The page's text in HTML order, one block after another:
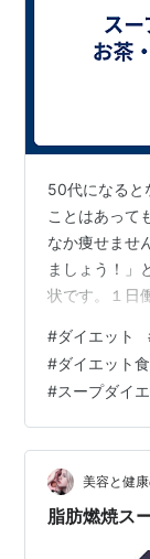
50代になると
ことはあって
なか痩せませ
ましょう！」
状です。１日
ればくたくた
い。 巷にある
や魚を食べて
ると痛風の恐
た，内臓の機
上がってプリ
#ダイエット
#ダイエット食
#スープダイ
美容と健
脂肪燃焼ス